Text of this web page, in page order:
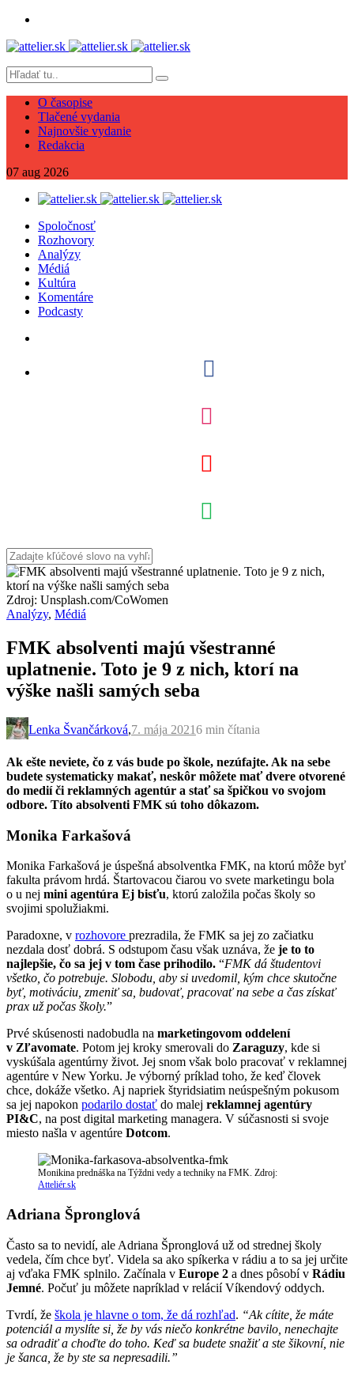
O časopise
Tlačené vydania
Najnovšie vydanie
Redakcia
07 aug 2026
Spoločnosť
Rozhovory
Analýzy
Médiá
Kultúra
Komentáre
Podcasty
Zdroj: Unsplash.com/CoWomen
Analýzy, Médiá
FMK absolventi majú všestranné
uplatnenie. Toto je 9 z nich, ktorí na
výške našli samých seba
Lenka Švančárková,7. mája 20216 min čítania
Ak ešte neviete, čo z vás bude po škole, nezúfajte. Ak na sebe
budete systematicky makať, neskôr môžete mať dvere otvorené
do medií či reklamných agentúr a stať sa špičkou vo svojom
odbore. Títo absolventi FMK sú toho dôkazom.
Monika Farkašová
Monika Farkašová je úspešná absolventka FMK, na ktorú môže byť
fakulta právom hrdá. Štartovacou čiarou vo svete marketingu bola
o u nej mini agentúra Ej bisťu, ktorú založila počas školy so
svojimi spolužiakmi.
Paradoxne, v rozhovore prezradila, že FMK sa jej zo začiatku
nezdala dosť dobrá. S odstupom času však uznáva, že je to to
najlepšie, čo sa jej v tom čase prihodilo. “FMK dá študentovi
všetko, čo potrebuje. Slobodu, aby si uvedomil, kým chce skutočne
byť, motiváciu, zmeniť sa, budovať, pracovať na sebe a čas získať
prax už počas školy.”
Prvé skúsenosti nadobudla na marketingovom oddelení
v Zľavomate. Potom jej kroky smerovali do Zaraguzy, kde si
vyskúšala agentúrny život. Jej snom však bolo pracovať v reklamnej
agentúre v New Yorku. Je výborný príklad toho, že keď človek
chce, dokáže všetko. Aj napriek štyridsiatim neúspešným pokusom
sa jej napokon podarilo dostať do malej reklamnej agentúry
PI&C, na post digital marketing managera. V súčasnosti si svoje
miesto našla v agentúre Dotcom.
Monikina prednáška na Týždni vedy a techniky na FMK. Zdroj:
Atteliér.sk
Adriana Špronglová
Často sa to nevidí, ale Adriana Špronglová už od strednej školy
vedela, čím chce byť. Videla sa ako spíkerka v rádiu a to sa jej určite
aj vďaka FMK splnilo. Začínala v Europe 2 a dnes pôsobí v Rádiu
Jemné. Počuť ju môžete napríklad v relácií Víkendový oddych.
Tvrdí, že škola je hlavne o tom, že dá rozhľad. “Ak cítite, že máte
potenciál a myslíte si, že by vás niečo konkrétne bavilo, nenechajte
sa odradiť a choďte do toho. Keď sa budete snažiť a ste šikovní, nie
je šanca, že by ste sa nepresadili.”